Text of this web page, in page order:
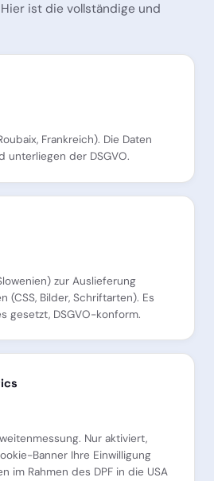
ist die vollständige und
Frankreich). Die Daten
unterliegen der DSGVO.
zur Auslieferung
(CSS, Bilder, Schriftarten). Es
gesetzt, DSGVO-konform.
Nur aktiviert,
Banner Ihre Einwilligung
im Rahmen des DPF in die USA